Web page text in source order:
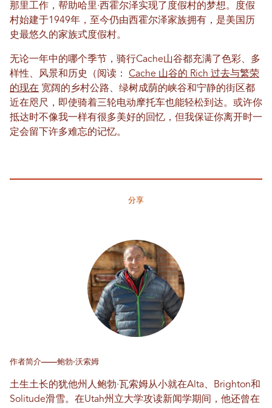
那里工作，帮助哈里·西霍尔泽实现了度假村的梦想。度假
村始建于1949年，至今仍由西霍尔泽家族拥有，是美国历
史最悠久的家族式度假村。
无论一年中的哪个季节，骑行Cache山谷都充满了色彩、多
样性、风景和历史（阅读： Cache 山谷的 Rich 过去与繁荣
的现在 宽阔的乡村公路、绿树成荫的峡谷和宁静的街区都
近在咫尺，即使骑着三轮电动摩托车也能轻松到达。或许你
抵达时不像我一样有很多美好的回忆，但我保证你离开时一
定会留下许多难忘的记忆。
分享
作者简介——鲍勃·沃索姆
土生土长的犹他州人鲍勃·瓦索姆从小就在Alta、Brighton和
Solitude滑雪。在Utah州立大学攻读新闻学期间，他还曾在